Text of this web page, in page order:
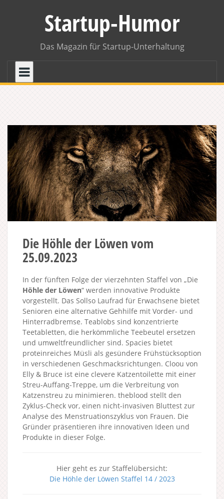
Startup-Humor
Das Magazin für Startup-Unterhaltung
Die Höhle der Löwen vom
25.09.2023
In der fünften Folge der vierzehnten Staffel von „Die
Höhle der Löwen“ werden innovative Produkte
vorgestellt. Das Sollso Laufrad für Erwachsene bietet
Senioren eine alternative Gehhilfe mit Vorder- und
Hinterradbremse. Teablobs sind konzentrierte
Teetabletten, die herkömmliche Teebeutel ersetzen
und umweltfreundlicher sind. Spacies bietet
proteinreiches Müsli als gesündere Frühstücksoption
in verschiedenen Geschmacksrichtungen. Cloou von
Elly & Bruce ist eine clevere Katzentoilette mit einer
Streu-Auffang-Treppe, um die Verbreitung von
Katzenstreu zu minimieren. theblood stellt den
Zyklus-Check vor, einen nicht-invasiven Bluttest zur
Analyse des Menstruationszyklus von Frauen. Die
Gründer präsentieren ihre innovativen Ideen und
Produkte in dieser Folge.
Hier geht es zur Staffelübersicht:
Die Höhle der Löwen Staffel 14 / 2023